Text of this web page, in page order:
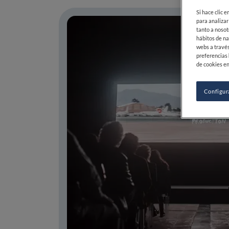
Si hace clic
para
tanto a
hábitos de
webs a
preferencias
de cookies